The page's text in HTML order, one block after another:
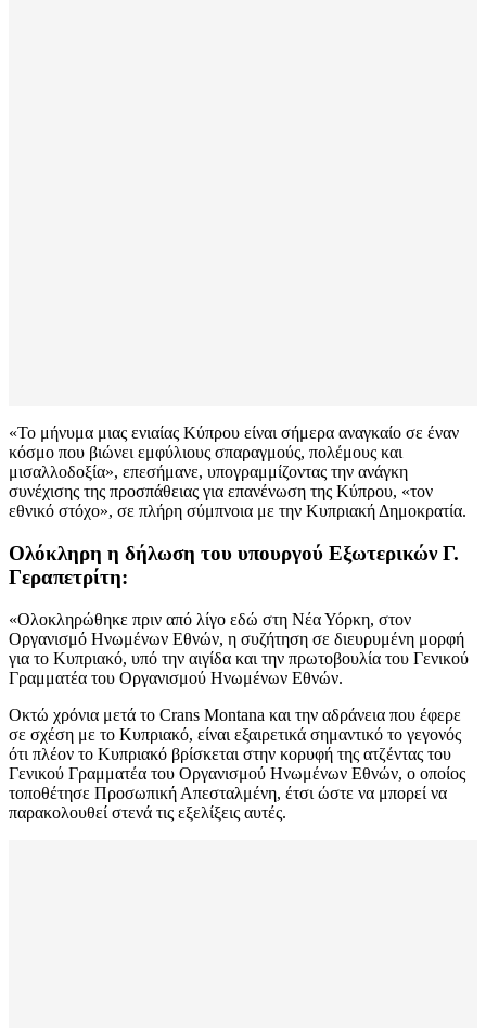
«Το μήνυμα μιας ενιαίας Κύπρου είναι σήμερα αναγκαίο σε έναν
κόσμο που βιώνει εμφύλιους σπαραγμούς, πολέμους και
μισαλλοδοξία», επεσήμανε, υπογραμμίζοντας την ανάγκη
συνέχισης της προσπάθειας για επανένωση της Κύπρου, «τον
εθνικό στόχο», σε πλήρη σύμπνοια με την Κυπριακή Δημοκρατία.
Ολόκληρη η δήλωση του υπουργού Εξωτερικών Γ.
Γεραπετρίτη:
«Ολοκληρώθηκε πριν από λίγο εδώ στη Νέα Υόρκη, στον
Οργανισμό Ηνωμένων Εθνών, η συζήτηση σε διευρυμένη μορφή
για το Κυπριακό, υπό την αιγίδα και την πρωτοβουλία του Γενικού
Γραμματέα του Οργανισμού Ηνωμένων Εθνών.
Οκτώ χρόνια μετά το Crans Montana και την αδράνεια που έφερε
σε σχέση με το Κυπριακό, είναι εξαιρετικά σημαντικό το γεγονός
ότι πλέον το Κυπριακό βρίσκεται στην κορυφή της ατζέντας του
Γενικού Γραμματέα του Οργανισμού Ηνωμένων Εθνών, ο οποίος
τοποθέτησε Προσωπική Απεσταλμένη, έτσι ώστε να μπορεί να
παρακολουθεί στενά τις εξελίξεις αυτές.